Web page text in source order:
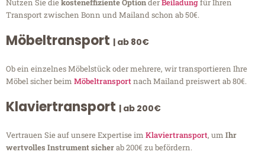
Nutzen Sie diekosteneffiziente OptionderBeiladungfür Ihren
Transport zwischen Bonn und Mailand schon ab 50€.
Möbeltransport | ab 80€
Ob ein einzelnes Möbelstück oder mehrere, wir transportieren Ihre
Möbel sicher beim Möbeltransportnach Mailand preiswert ab 80€.
Klaviertransport | ab 200€
Vertrauen Sie auf unsere Expertise im Klaviertransport, um Ihr
wertvolles Instrument sicherab 200€ zu befördern.